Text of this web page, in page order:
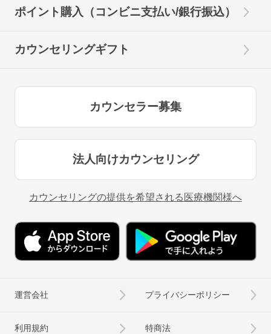
ポイント購入（コンビニ支払い/銀行振込）
カウンセリングギフト
カウンセラー募集
法人向けカウンセリング
カウンセリングの提供を希望される医療機関様へ
運営会社 プライバシーポリシー
利用規約 特商法